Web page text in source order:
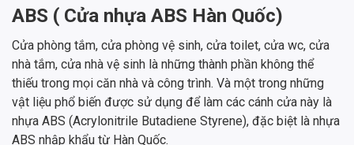
ABS ( Cửa nhựa ABS Hàn Quốc)
Cửa phòng tắm, cửa phòng vệ sinh, cửa toilet, cửa wc, cửa
nhà tắm, cửa nhà vệ sinh là những thành phần không thể
thiếu trong mọi căn nhà và công trình. Và một trong những
vật liệu phổ biến được sử dụng để làm các cánh cửa này là
nhựa ABS (Acrylonitrile Butadiene Styrene), đặc biệt là nhựa
ABS nhập khẩu từ Hàn Quốc.